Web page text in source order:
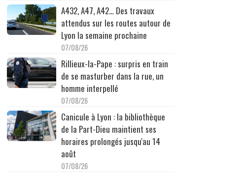
A432, A47, A42… Des travaux
attendus sur les routes autour de
Lyon la semaine prochaine
07/08/26
Rillieux-la-Pape : surpris en train
de se masturber dans la rue, un
homme interpellé
07/08/26
Canicule à Lyon : la bibliothèque
de la Part-Dieu maintient ses
horaires prolongés jusqu'au 14
août
07/08/26